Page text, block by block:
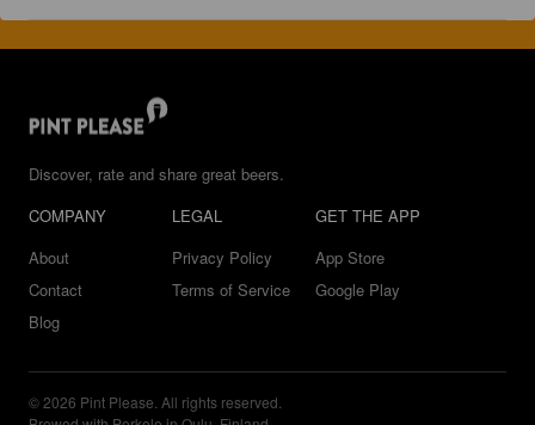
Discover, rate and share great beers.
COMPANY
About
Contact
Blog
LEGAL
Privacy Policy
Terms of Service
GET THE APP
App Store
Google Play
© 2026 Pint Please. All rights reserved.